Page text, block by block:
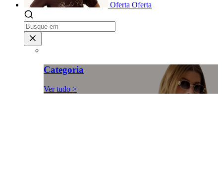
Oferta Oferta
Categoria
Ver tudo >